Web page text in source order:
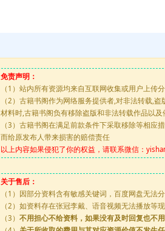
免责声明：
（1）站内所有资源均来自互联网收集或用户上传
（2）古籍书阁作为网络服务提供者,对非法转载,
材料时,古籍书阁负有移除盗版和非法转载作品以
（3）古籍书阁在满足前款条件下采取移除等相
而给原发布人带来损害的赔偿责任
以上内容如果侵犯了你的权益，请联系微信：
关于售后：
（1）因部分资料含有敏感关键词，百度网盘无法
（2）如资料存在张冠李戴、语音视频无法播放等
（3） 不用担心不给资料，如果没有及时回复也不